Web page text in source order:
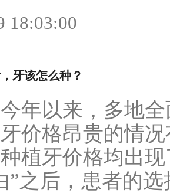
18:03:00
牙该怎么种？
年以来，多地
价格昂贵的情
植牙价格均出
”之后，患者的